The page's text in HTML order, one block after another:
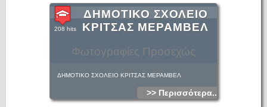
Φωτογραφίες Προσεχώς
ΔΗΜΟΤΙΚΟ ΣΧΟΛΕΙΟ
ΚΡΙΤΣΑΣ ΜΕΡΑΜΒΕΛ
208 hits
ΔΗΜΟΤΙΚΟ ΣΧΟΛΕΙΟ ΚΡΙΤΣΑΣ ΜΕΡΑΜΒΕΛ
>> Περισσότερα...